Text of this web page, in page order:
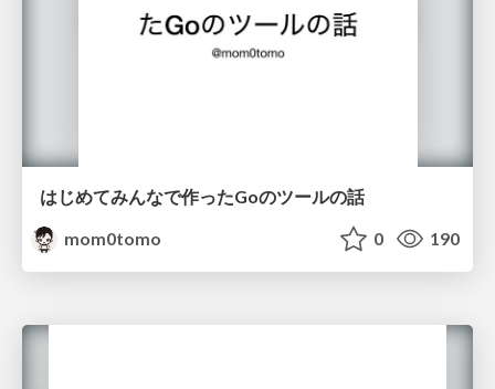
はじめてみんなで作ったGoのツールの話
mom0tomo
0 190